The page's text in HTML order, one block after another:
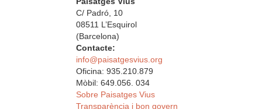
C/ Padró, 10
08511 L’Esquirol
(Barcelona)
Contacte:
info@paisatgesvius.org
Oficina: 935.210.879
Mòbil: 649.056. 034
Sobre Paisatges Vius
Transparència i bon govern